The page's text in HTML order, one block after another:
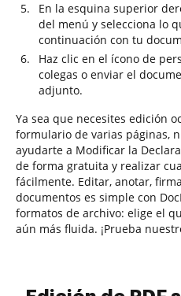
En la esquina superior
del menú y selecciona lo
continuación con tu
Haz clic en el ícono de
colegas o enviar el
adjunto.
Ya sea que necesites edición
formulario de varias páginas,
ayudarte a Modificar la
de forma gratuita y realizar
fácilmente. Editar, anotar,
documentos es simple con
formatos de archivo: elige el
aún más fluida. ¡Prueba